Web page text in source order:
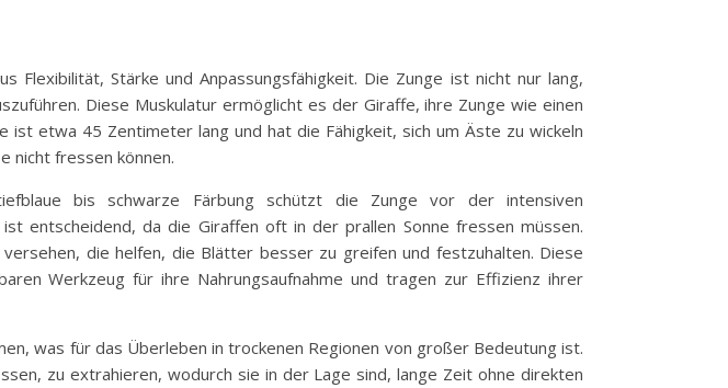
Stärke und Anpassungsfähigkeit. Die Zunge ist nicht nur lang,
Diese Muskulatur ermöglicht es der Giraffe, ihre Zunge wie einen
etwa 45 Zentimeter lang und hat die Fähigkeit, sich um Äste zu wickeln
nicht fressen können.
bis schwarze Färbung schützt die Zunge vor der intensiven
entscheidend, da die Giraffen oft in der prallen Sonne fressen müssen.
die helfen, die Blätter besser zu greifen und festzuhalten. Diese
Werkzeug für ihre Nahrungsaufnahme und tragen zur Effizienz ihrer
was für das Überleben in trockenen Regionen von großer Bedeutung ist.
zu extrahieren, wodurch sie in der Lage sind, lange Zeit ohne direkten